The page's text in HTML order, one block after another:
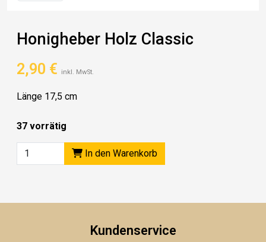
Honigheber Holz Classic
2,90 € inkl. MwSt.
Länge 17,5 cm
37 vorrätig
In den Warenkorb
Kundenservice